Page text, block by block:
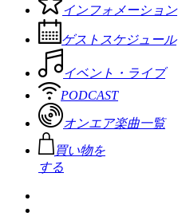
インフォメーション
ゲストスケジュール
イベント・ライブ
PODCAST
オンエア楽曲一覧
買い物を
する